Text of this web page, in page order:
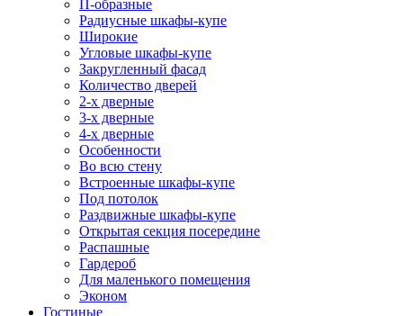
П-образные
Радиусные шкафы-купе
Широкие
Угловые шкафы-купе
Закругленный фасад
Количество дверей
2-х дверные
3-х дверные
4-х дверные
Особенности
Во всю стену
Встроенные шкафы-купе
Под потолок
Раздвижные шкафы-купе
Открытая секция посередине
Распашные
Гардероб
Для маленького помещения
Эконом
Гостиные